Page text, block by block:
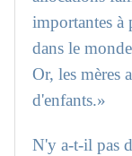
importantes à
dans le
Or, les mères
d'enfants.»
N'y a-t-il pas